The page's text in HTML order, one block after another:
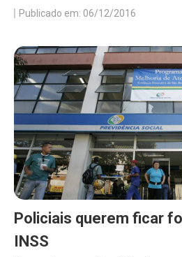
Publicado em: 06/12/2016
Policiais querem ficar
INSS